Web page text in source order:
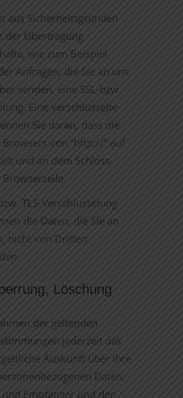
aus Sicherheitsgründen
der Übertragung
wie zum Beispiel
Anfragen, die Sie an uns
senden, eine SSL-bzw.
Eine verschlüsselte
Sie daran, dass die
Browsers von “http://” auf
und an dem Schloss-
TLS-Verschlüsselung
die Daten, die Sie an
nicht von Dritten
Löschung
der geltenden
jederzeit das
Auskunft über Ihre
Daten,
Empfänger und den